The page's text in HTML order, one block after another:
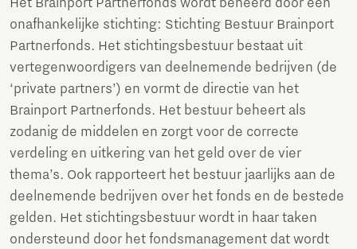
Het Brainport Partnerfonds wordt beheerd door een
onafhankelijke stichting: Stichting Bestuur Brainport
Partnerfonds. Het stichtingsbestuur bestaat uit
vertegenwoordigers van deelnemende bedrijven (de
‘private partners’) en vormt de directie van het
Brainport Partnerfonds. Het bestuur beheert als
zodanig de middelen en zorgt voor de correcte
verdeling en uitkering van het geld over de vier
thema’s. Ook rapporteert het bestuur jaarlijks aan de
deelnemende bedrijven over het fonds en de bestede
gelden. Het stichtingsbestuur wordt in haar taken
ondersteund door het fondsmanagement dat wordt